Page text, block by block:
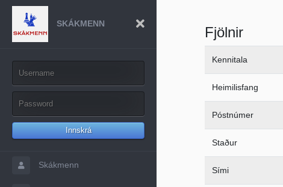
SKÁKMENN
Innskrá
Skákmenn
Fjölnir
Kennitala
Heimilisfang
Póstnúmer
Staður
Sími